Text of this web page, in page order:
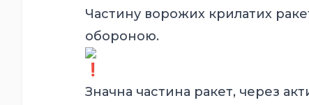
Частину ворожих крилатих
обороною.
Значна частина ракет, через